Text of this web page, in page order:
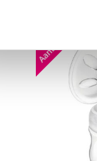
Aanbieding!